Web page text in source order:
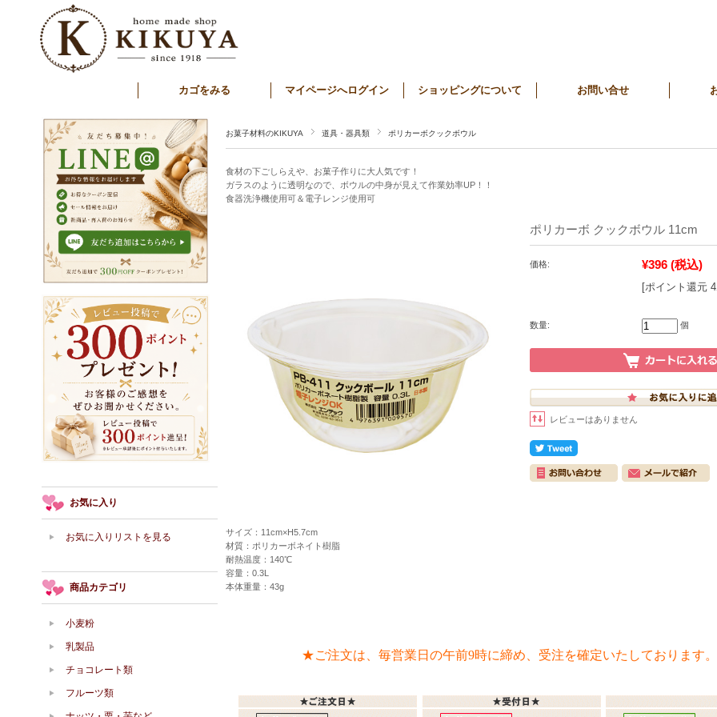
カゴをみる マイページへログイン ショッピングについて お問い合せ
お菓子材料のKIKUYA 道具・器具類 ポリカーボクックボウル
食材の下ごしらえや、お菓子作りに大人気です！
ガラスのように透明なので、ボウルの中身が見えて作業効率UP！！
食器洗浄機使用可＆電子レンジ使用可
ポリカーボ クックボウル 11cm
価格: ¥396 (税込)
[ポイント還元
数量: 個
レビューはありません
サイズ：11cm×H5.7cm
材質：ポリカーボネイト樹脂
耐熱温度：140℃
容量：0.3L
本体重量：43g
★ご注文は、毎営業日の午前9時に締め、受注を確定いたしております。
お気に入り
お気に入りリストを見る
商品カテゴリ
小麦粉
乳製品
チョコレート類
フルーツ類